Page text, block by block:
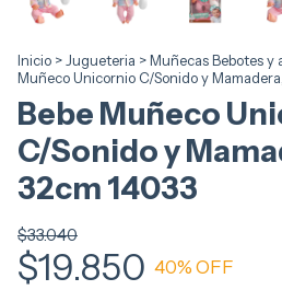
Inicio > Jugueteria >Muñecas Bebotes y
Muñeco Unicornio C/Sonido y
Bebe Muñeco
C/Sonido y
32cm 14033
$33.040
$19.850 40% OFF